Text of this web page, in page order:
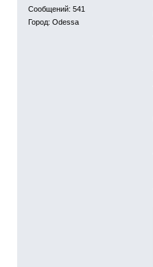
Сообщений: 541
Город: Odessa